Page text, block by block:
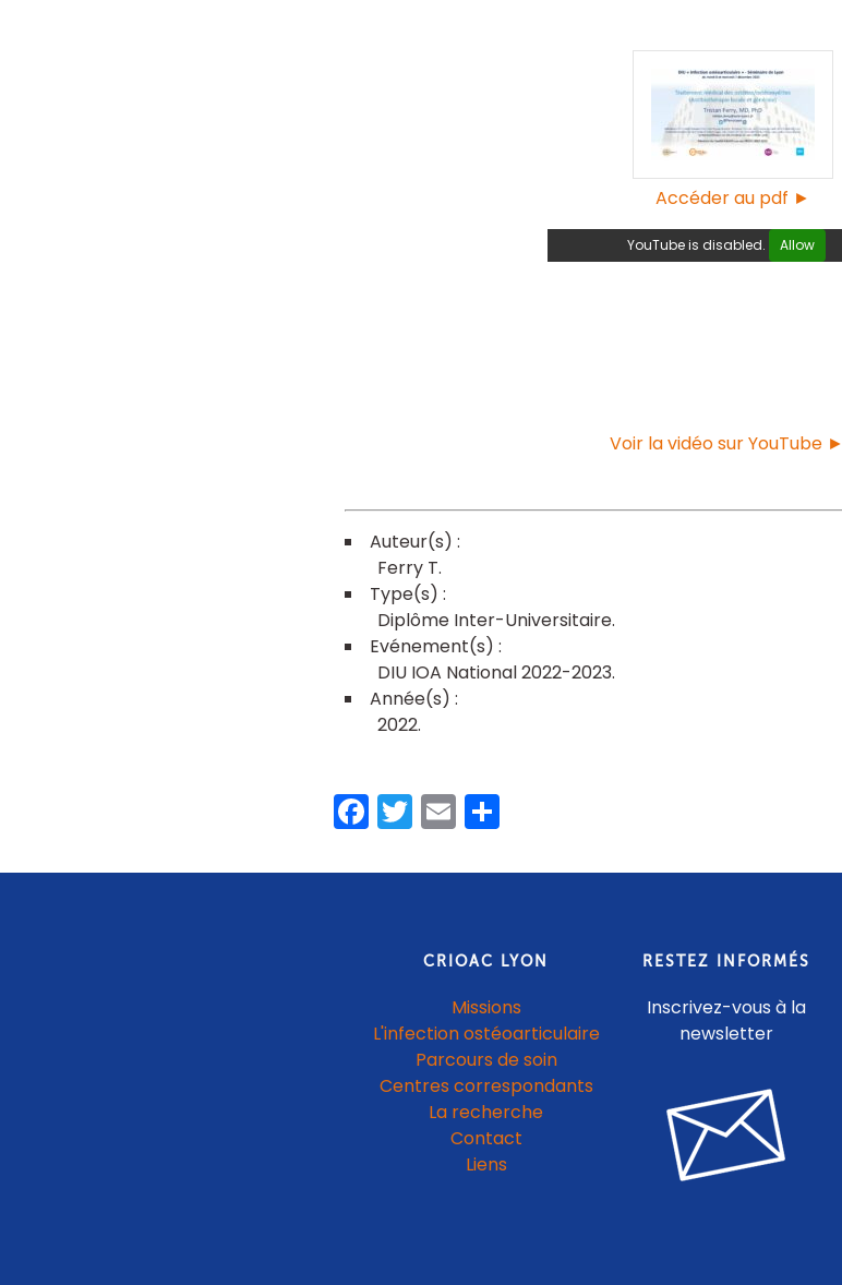
Accéder au pdf ►
YouTube is disabled. Allow
Voir la vidéo sur YouTube ►
Ferry T
Diplôme Inter-Universitaire
DIU IOA National 2022-2023
2022
Facebook
Twitter
Email
CRIOAC LYON
Missions
L'infection ostéoarticulaire
Parcours de soin
Centres correspondants
La recherche
Contact
Liens
RESTEZ INFORMÉS
Inscrivez-vous à la
newsletter